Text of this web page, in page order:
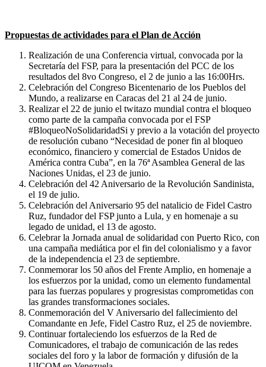
Propuestas de actividades para el Plan de Acción
Realización de una Conferencia virtual, convocada por la
Secretaría del FSP, para la presentación del PCC de los
resultados del 8vo Congreso, el 2 de junio a las 16:00Hrs.
Celebración del Congreso Bicentenario de los Pueblos del
Mundo, a realizarse en Caracas del 21 al 24 de junio.
Realizar el 22 de junio el twitazo mundial contra el bloqueo
como parte de la campaña convocada por el FSP
#BloqueoNoSolidaridadSi y previo a la votación del proyecto
de resolución cubano “Necesidad de poner fin al bloqueo
económico, financiero y comercial de Estados Unidos de
América contra Cuba”, en la 76ª Asamblea General de las
Naciones Unidas, el 23 de junio.
Celebración del 42 Aniversario de la Revolución Sandinista,
el 19 de julio.
Celebración del Aniversario 95 del natalicio de Fidel Castro
Ruz, fundador del FSP junto a Lula, y en homenaje a su
legado de unidad, el 13 de agosto.
Celebrar la Jornada anual de solidaridad con Puerto Rico, con
una campaña mediática por el fin del colonialismo y a favor
de la independencia el 23 de septiembre.
Conmemorar los 50 años del Frente Amplio, en homenaje a
los esfuerzos por la unidad, como un elemento fundamental
para las fuerzas populares y progresistas comprometidas con
las grandes transformaciones sociales.
Conmemoración del V Aniversario del fallecimiento del
Comandante en Jefe, Fidel Castro Ruz, el 25 de noviembre.
Continuar fortaleciendo los esfuerzos de la Red de
Comunicadores, el trabajo de comunicación de las redes
sociales del foro y la labor de formación y difusión de la